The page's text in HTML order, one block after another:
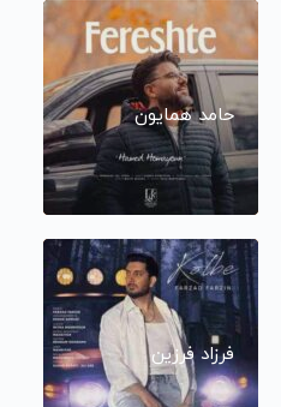
حامد همایون
فرزاد فرزین